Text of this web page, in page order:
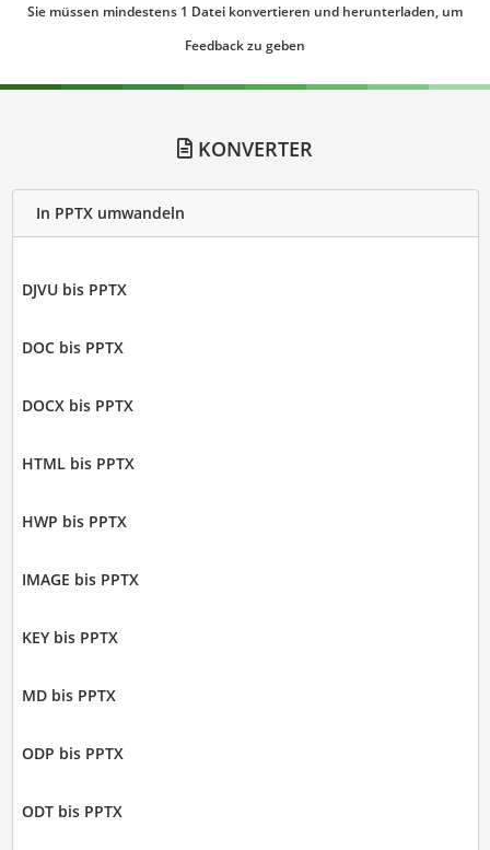
Sie müssen mindestens 1 Datei konvertieren und herunterladen, um
Feedback zu geben
KONVERTER
In PPTX umwandeln
DJVU bis PPTX
DOC bis PPTX
DOCX bis PPTX
HTML bis PPTX
HWP bis PPTX
IMAGE bis PPTX
KEY bis PPTX
MD bis PPTX
ODP bis PPTX
ODT bis PPTX